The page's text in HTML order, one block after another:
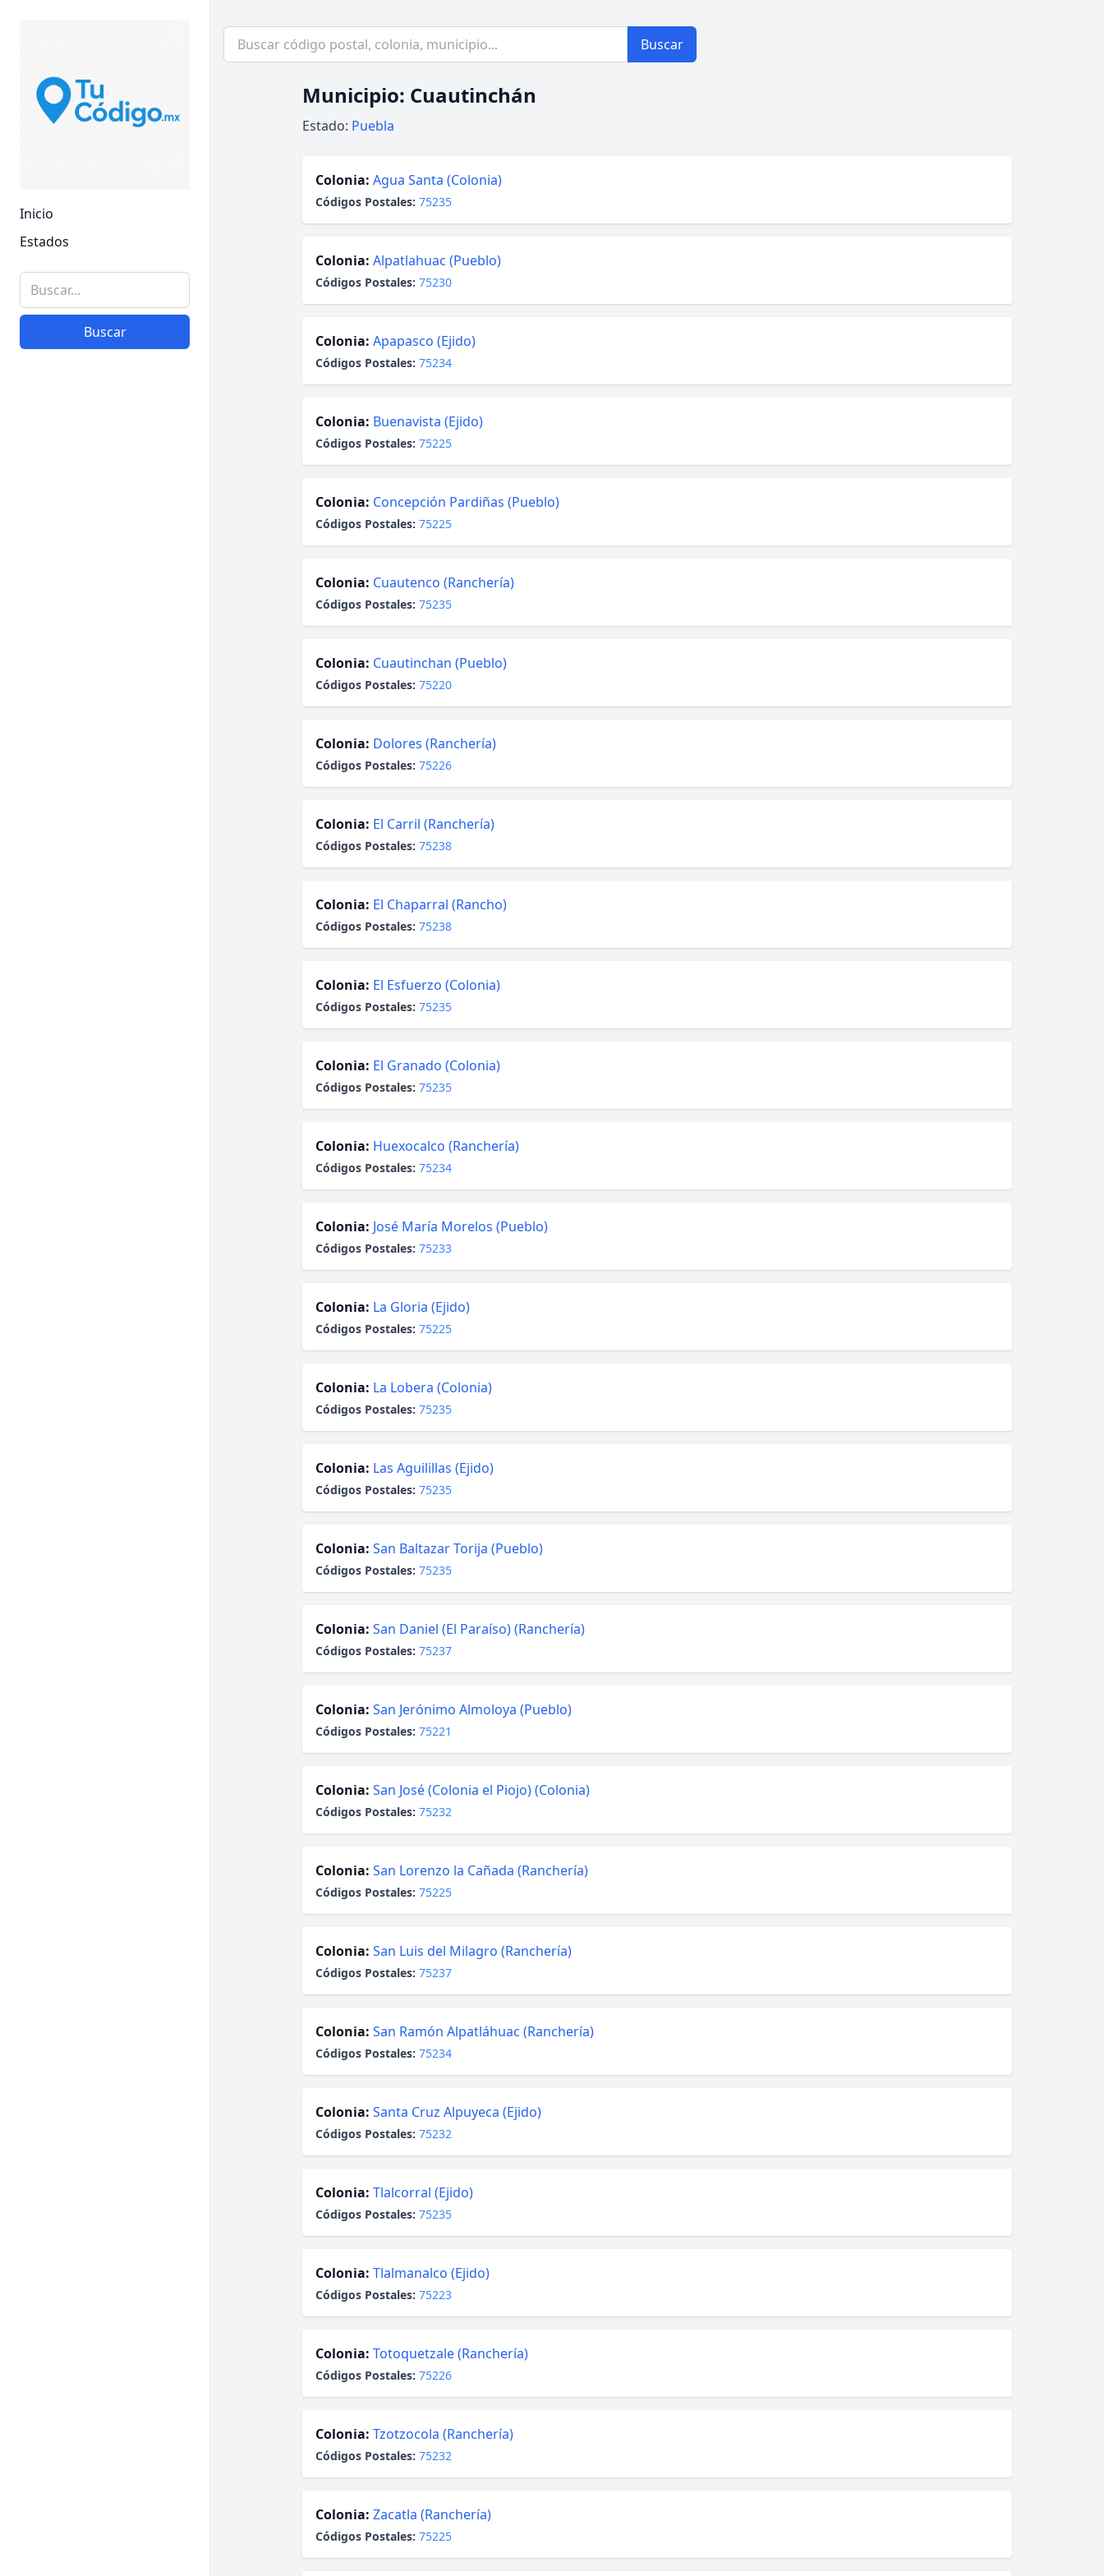
Inicio
Estados
Buscar
Buscar
Municipio: Cuautinchán
Estado: Puebla
Colonia: Agua Santa (Colonia)
Códigos Postales: 75235
Colonia: Alpatlahuac (Pueblo)
Códigos Postales: 75230
Colonia: Apapasco (Ejido)
Códigos Postales: 75234
Colonia: Buenavista (Ejido)
Códigos Postales: 75225
Colonia: Concepción Pardiñas (Pueblo)
Códigos Postales: 75225
Colonia: Cuautenco (Ranchería)
Códigos Postales: 75235
Colonia: Cuautinchan (Pueblo)
Códigos Postales: 75220
Colonia: Dolores (Ranchería)
Códigos Postales: 75226
Colonia: El Carril (Ranchería)
Códigos Postales: 75238
Colonia: El Chaparral (Rancho)
Códigos Postales: 75238
Colonia: El Esfuerzo (Colonia)
Códigos Postales: 75235
Colonia: El Granado (Colonia)
Códigos Postales: 75235
Colonia: Huexocalco (Ranchería)
Códigos Postales: 75234
Colonia: José María Morelos (Pueblo)
Códigos Postales: 75233
Colonia: La Gloria (Ejido)
Códigos Postales: 75225
Colonia: La Lobera (Colonia)
Códigos Postales: 75235
Colonia: Las Aguilillas (Ejido)
Códigos Postales: 75235
Colonia: San Baltazar Torija (Pueblo)
Códigos Postales: 75235
Colonia: San Daniel (El Paraíso) (Ranchería)
Códigos Postales: 75237
Colonia: San Jerónimo Almoloya (Pueblo)
Códigos Postales: 75221
Colonia: San José (Colonia el Piojo) (Colonia)
Códigos Postales: 75232
Colonia: San Lorenzo la Cañada (Ranchería)
Códigos Postales: 75225
Colonia: San Luis del Milagro (Ranchería)
Códigos Postales: 75237
Colonia: San Ramón Alpatláhuac (Ranchería)
Códigos Postales: 75234
Colonia: Santa Cruz Alpuyeca (Ejido)
Códigos Postales: 75232
Colonia: Tlalcorral (Ejido)
Códigos Postales: 75235
Colonia: Tlalmanalco (Ejido)
Códigos Postales: 75223
Colonia: Totoquetzale (Ranchería)
Códigos Postales: 75226
Colonia: Tzotzocola (Ranchería)
Códigos Postales: 75232
Colonia: Zacatla (Ranchería)
Códigos Postales: 75225